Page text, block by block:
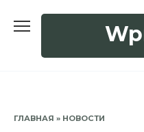
ГЛАВНАЯ » НОВОСТИ